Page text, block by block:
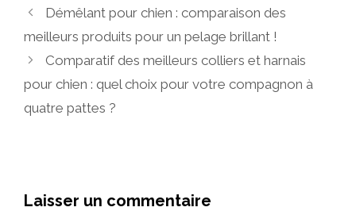
Démêlant pour chien : comparaison des
meilleurs produits pour un pelage brillant !
Comparatif des meilleurs colliers et harnais
pour chien : quel choix pour votre compagnon à
quatre pattes ?
Laisser un commentaire